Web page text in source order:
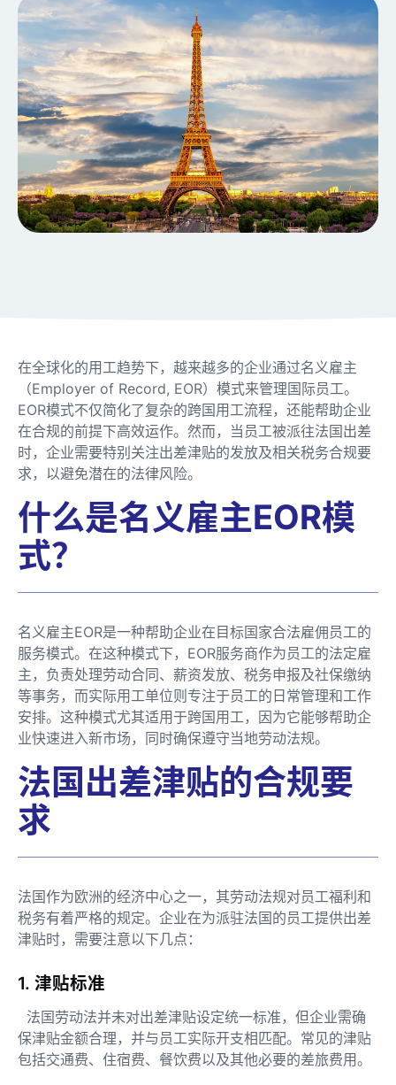
在全球化的用工趋势下，越来越多的企业通过名义雇主
（Employer of Record, EOR）模式来管理国际员工。
EOR模式不仅简化了复杂的跨国用工流程，还能帮助企业
在合规的前提下高效运作。然而，当员工被派往法国出差
时，企业需要特别关注出差津贴的发放及相关税务合规要
求，以避免潜在的法律风险。
什么是名义雇主EOR模
式？
名义雇主EOR是一种帮助企业在目标国家合法雇佣员工的
服务模式。在这种模式下，EOR服务商作为员工的法定雇
主，负责处理劳动合同、薪资发放、税务申报及社保缴纳
等事务，而实际用工单位则专注于员工的日常管理和工作
安排。这种模式尤其适用于跨国用工，因为它能够帮助企
业快速进入新市场，同时确保遵守当地劳动法规。
法国出差津贴的合规要
求
法国作为欧洲的经济中心之一，其劳动法规对员工福利和
税务有着严格的规定。企业在为派驻法国的员工提供出差
津贴时，需要注意以下几点：
1. 津贴标准
法国劳动法并未对出差津贴设定统一标准，但企业需确
保津贴金额合理，并与员工实际开支相匹配。常见的津贴
包括交通费、住宿费、餐饮费以及其他必要的差旅费用。